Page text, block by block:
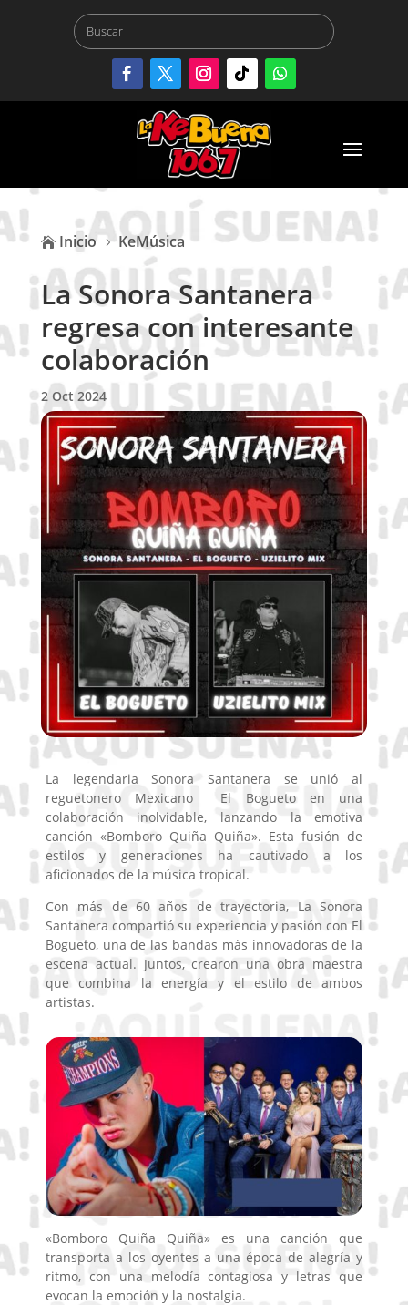
 Inicio 5 KeMúsica
La Sonora Santanera
regresa con interesante
colaboración
2 Oct 2024
La legendaria Sonora Santanera se unió al
reguetonero Mexicano El Bogueto en una
colaboración inolvidable, lanzando la emotiva
canción «Bomboro Quiña Quiña». Esta fusión de
estilos y generaciones ha cautivado a los
aficionados de la música tropical.
Con más de 60 años de trayectoria, La Sonora
Santanera compartió su experiencia y pasión con El
Bogueto, una de las bandas más innovadoras de la
escena actual. Juntos, crearon una obra maestra
que combina la energía y el estilo de ambos
artistas.
«Bomboro Quiña Quiña» es una canción que
transporta a los oyentes a una época de alegría y
ritmo, con una melodía contagiosa y letras que
evocan la emoción y la nostalgia.